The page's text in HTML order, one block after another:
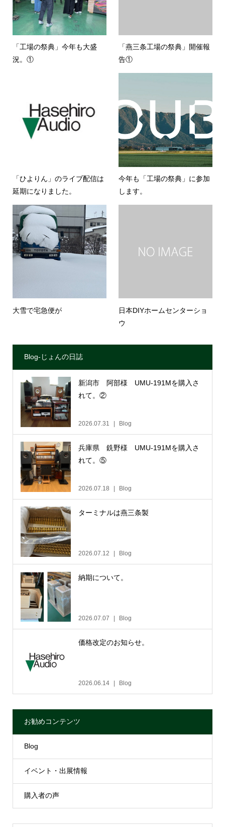
「工場の祭典」今年も大盛
況。①
「燕三条工場の祭典」開催報
告①
「ひよりん」のライブ配信は
延期になりました。
今年も「工場の祭典」に参加
します。
大雪で宅急便が
日本DIYホームセンターショ
ウ
Blog-じょんの日誌
新潟市 阿部様 UMU-191Mを購入さ
れて。②
2026.07.31 Blog
兵庫県 銑野様 UMU-191Mを購入さ
れて。⑤
2026.07.18 Blog
ターミナルは燕三条製
2026.07.12 Blog
納期について。
2026.07.07 Blog
価格改定のお知らせ。
2026.06.14 Blog
お勧めコンテンツ
Blog
イベント・出展情報
購入者の声